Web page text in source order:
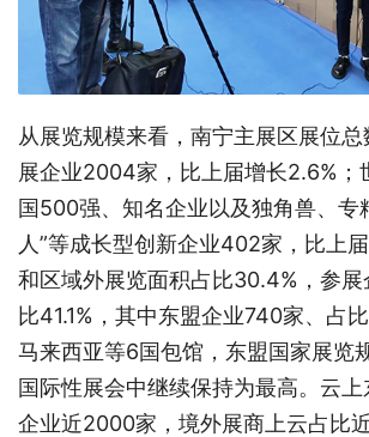
从展览规模来看，南宁主展区展位
展企业2004家，比上届增长2.6%；
国500强、知名企业以及独角兽、专
人”等成长型创新企业402家，比上
和区域外展览面积占比30.4%，参
比41.1%，其中东盟企业740家、占
马来西亚等6国包馆，东盟国家展览
国际性展会中继续保持为最高。云
企业近2000家，境外展商上云占比